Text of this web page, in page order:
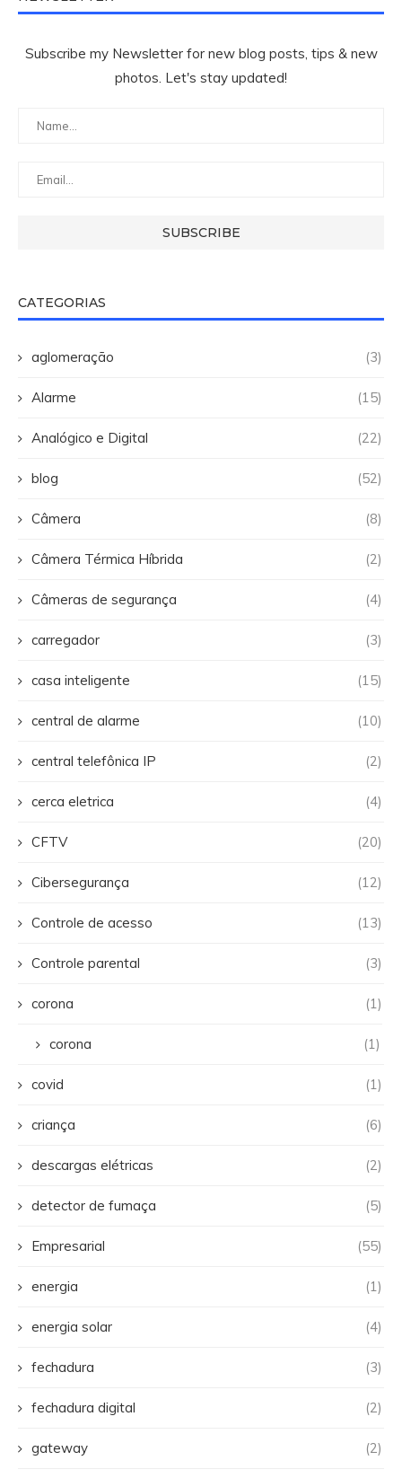
Subscribe my Newsletter for new blog posts, tips & new
photos. Let's stay updated!
CATEGORIAS
aglomeração (3)
Alarme (15)
Analógico e Digital (22)
blog (52)
Câmera (8)
Câmera Térmica Híbrida (2)
Câmeras de segurança (4)
carregador (3)
casa inteligente (15)
central de alarme (10)
central telefônica IP (2)
cerca eletrica (4)
CFTV (20)
Cibersegurança (12)
Controle de acesso (13)
Controle parental (3)
corona (1)
corona (1)
covid (1)
criança (6)
descargas elétricas (2)
detector de fumaça (5)
Empresarial (55)
energia (1)
energia solar (4)
fechadura (3)
fechadura digital (2)
gateway (2)